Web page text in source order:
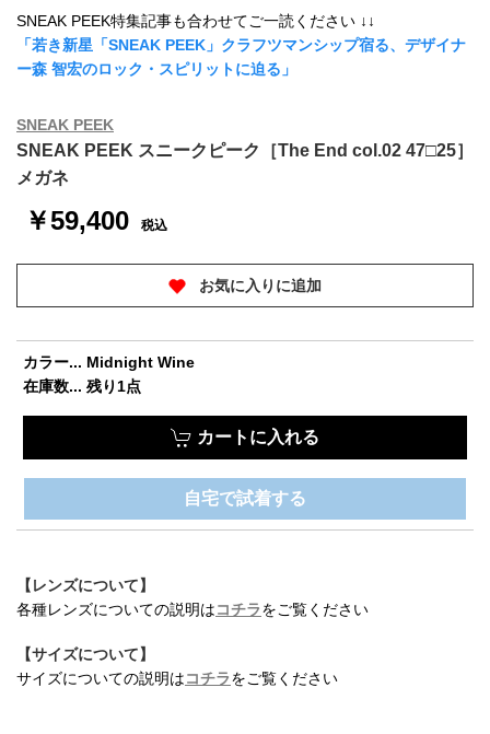
SNEAK PEEK特集記事も合わせてご一読ください ↓↓
「若き新星「SNEAK PEEK」クラフツマンシップ宿る、デザイナ
ー森 智宏のロック・スピリットに迫る」
SNEAK PEEK
SNEAK PEEK スニークピーク［The End col.02 47□25］
メガネ
￥59,400 税込
お気に入りに追加
お買い物を続ける
カラー... Midnight Wine
在庫数... 残り1点
カートに入れる
自宅で試着する
【レンズについて】
各種レンズについての説明はコチラをご覧ください
【サイズについて】
サイズについての説明はコチラをご覧ください